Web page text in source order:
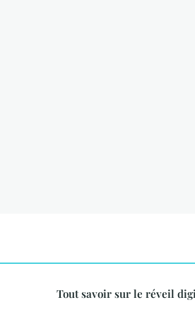
Tout savoir sur le réveil